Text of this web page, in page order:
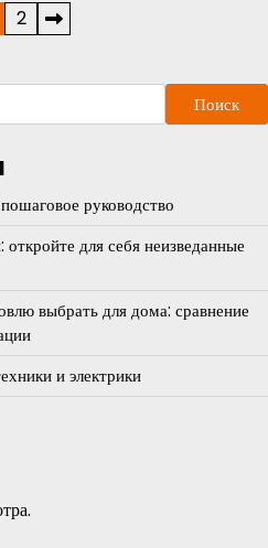
2
Поиск
руководство
для себя неизведанные
выбрать для дома: сравнение
и электрики